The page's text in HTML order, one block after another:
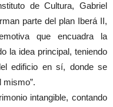
de Cultura, Gabriel
parte del plan Iberá II,
que encuadra la
la idea principal, teniendo
edificio en sí, donde se
mismo”.
intangible, contando